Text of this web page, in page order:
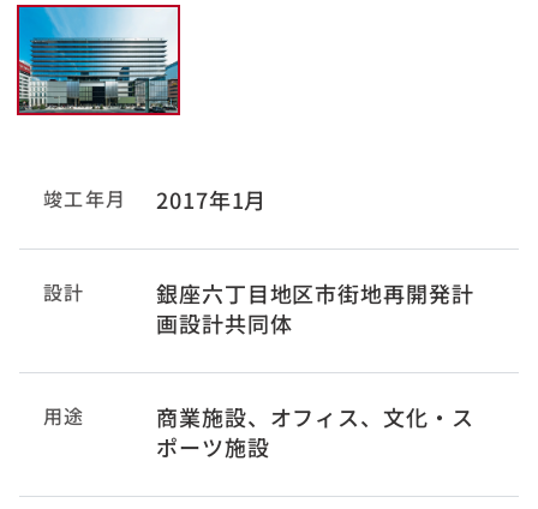
竣工年月 2017年1月
設計
銀座六丁目地区市街地再開発計
画設計共同体
用途
商業施設、オフィス、文化・ス
ポーツ施設